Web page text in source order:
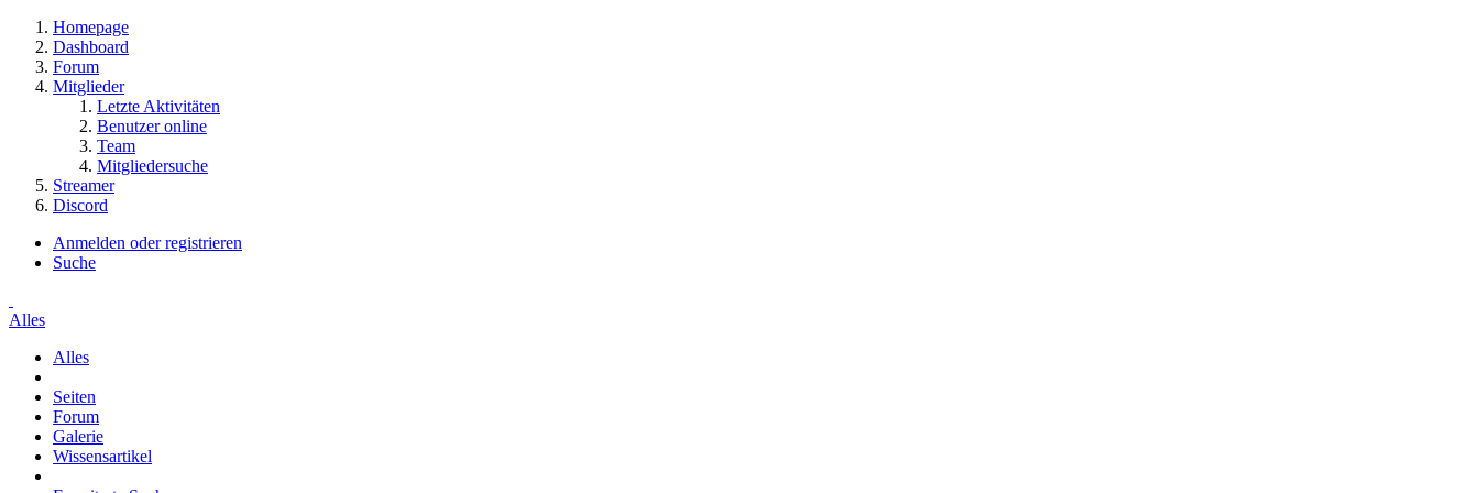
Homepage
Dashboard
Forum
Mitglieder
Letzte Aktivitäten
Benutzer online
Team
Mitgliedersuche
Streamer
Discord
Anmelden oder registrieren
Suche
Alles
Alles
Seiten
Forum
Galerie
Wissensartikel